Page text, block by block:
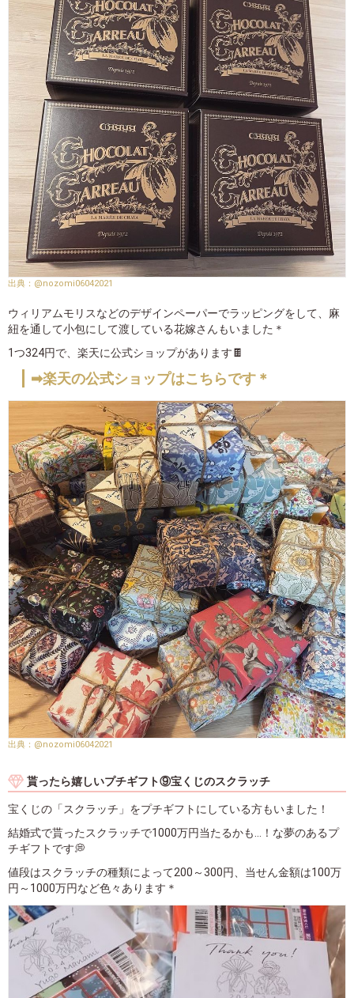
@nozomi06042021
ウィリアムモリスなどのデザインペーパーでラッピングをして、麻
紐を通して小包にして渡している花嫁さんもいました＊
1つ324円で、楽天に公式ショップがあります🍫
➡楽天の公式ショップはこちらです＊
@nozomi06042021
貰ったら嬉しいプチギフト⑨宝くじのスクラッチ
宝くじの「スクラッチ」をプチギフトにしている方もいました！
結婚式で貰ったスクラッチで1000万円当たるかも…！な夢のあるプ
チギフトです💭
値段はスクラッチの種類によって200～300円、当せん金額は100万
円～1000万円など色々あります＊